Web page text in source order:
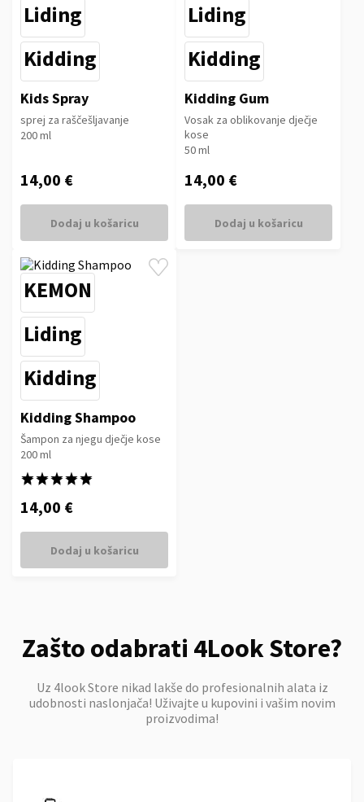
Liding
Kidding
Kids Spray
sprej za raščešljavanje
200 ml
14,00 €
Dodaj u košaricu
Liding
Kidding
Kidding Gum
Vosak za oblikovanje dječje
kose
50 ml
14,00 €
Dodaj u košaricu
KEMON
Liding
Kidding
Kidding Shampoo
Šampon za njegu dječje kose
200 ml
★★★★★
★★★★★
14,00 €
Dodaj u košaricu
Zašto odabrati 4Look Store?
Uz 4look Store nikad lakše do profesionalnih alata iz
udobnosti naslonjača! Uživajte u kupovini i vašim novim
proizvodima!